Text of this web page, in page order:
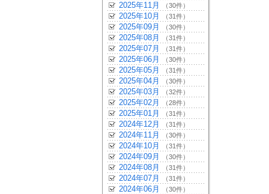
2025年11月 （30件）
2025年10月 （31件）
2025年09月 （30件）
2025年08月 （31件）
2025年07月 （31件）
2025年06月 （30件）
2025年05月 （31件）
2025年04月 （30件）
2025年03月 （32件）
2025年02月 （28件）
2025年01月 （31件）
2024年12月 （31件）
2024年11月 （30件）
2024年10月 （31件）
2024年09月 （30件）
2024年08月 （31件）
2024年07月 （31件）
2024年06月 （30件）